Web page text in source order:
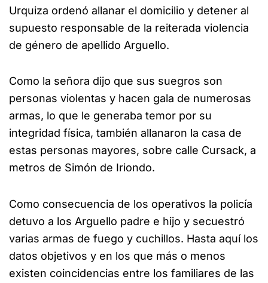
Urquiza ordenó allanar el domicilio y detener al
supuesto responsable de la reiterada violencia
de género de apellido Arguello.
Como la señora dijo que sus suegros son
personas violentas y hacen gala de numerosas
armas, lo que le generaba temor por su
integridad física, también allanaron la casa de
estas personas mayores, sobre calle Cursack, a
metros de Simón de Iriondo.
Como consecuencia de los operativos la policía
detuvo a los Arguello padre e hijo y secuestró
varias armas de fuego y cuchillos. Hasta aquí los
datos objetivos y en los que más o menos
existen coincidencias entre los familiares de las